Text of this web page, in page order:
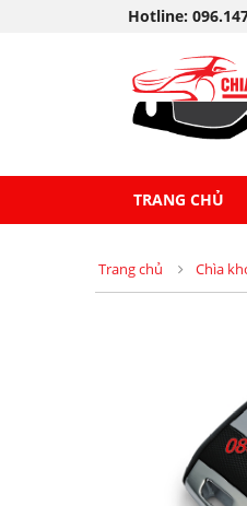
Hotline:
TRANG CHỦ
Trang chủ Chìa